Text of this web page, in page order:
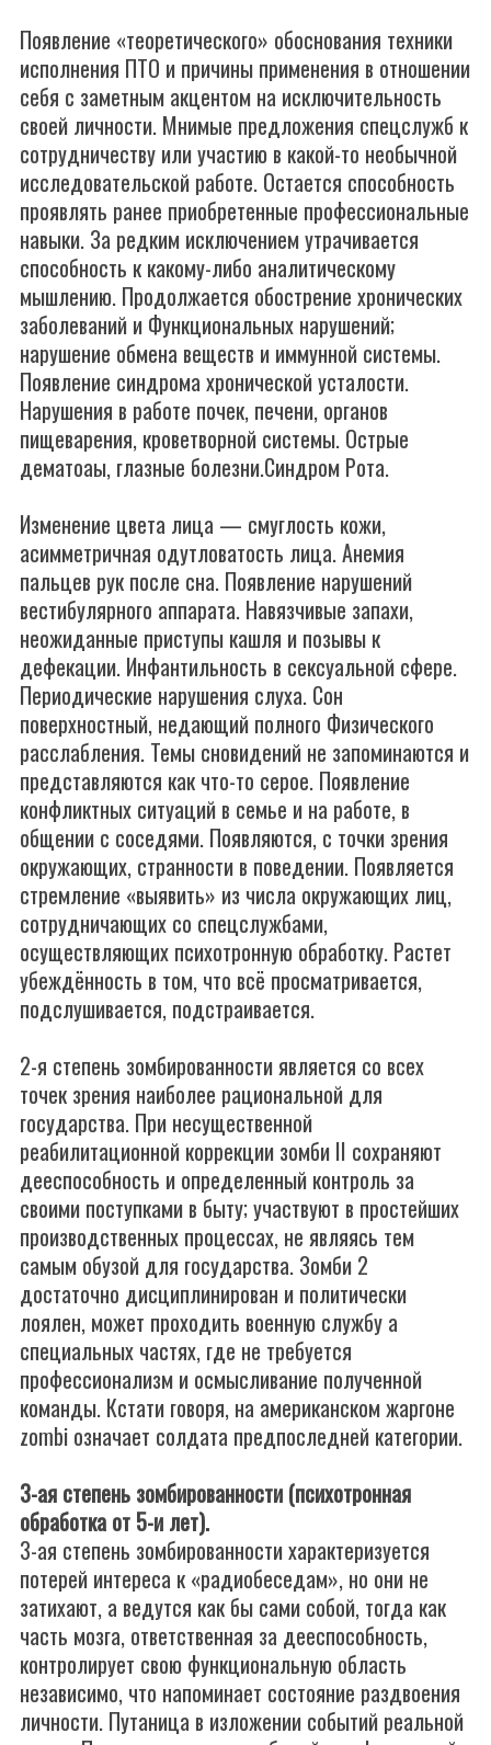
Появление «теоретического» обоснования техники
исполнения ПТО и причины применения в отношении
себя с заметным акцентом на исключительность
своей личности. Мнимые предложения спецслужб к
сотрудничеству или участию в какой-то необычной
исследовательской работе. Остается способность
проявлять ранее приобретенные профессиональные
навыки. За редким исключением утрачивается
способность к какому-либо аналитическому
мышлению. Продолжается обострение хронических
заболеваний и Функциональных нарушений;
нарушение обмена веществ и иммунной системы.
Появление синдрома хронической усталости.
Нарушения в работе почек, печени, органов
пищеварения, кроветворной системы. Острые
дематоаы, глазные болезни.Синдром Рота.
Изменение цвета лица — смуглость кожи,
асимметричная одутловатость лица. Анемия
пальцев рук после сна. Появление нарушений
вестибулярного аппарата. Навязчивые запахи,
неожиданные приступы кашля и позывы к
дефекации. Инфантильность в сексуальной сфере.
Периодические нарушения слуха. Сон
поверхностный, недающий полного Физического
расслабления. Темы сновидений не запоминаются и
представляются как что-то серое. Появление
конфликтных ситуаций в семье и на работе, в
общении с соседями. Появляются, с точки зрения
окружающих, странности в поведении. Появляется
стремление «выявить» из числа окружающих лиц,
сотрудничающих со спецслужбами,
осуществляющих психотронную обработку. Растет
убеждённость в том, что всё просматривается,
подслушивается, подстраивается.
2-я степень зомбированности является со всех
точек зрения наиболее рациональной для
государства. При несущественной
реабилитационной коррекции зомби II сохраняют
дееспособность и определенный контроль за
своими поступками в быту; участвуют в простейших
производственных процессах, не являясь тем
самым обузой для государства. Зомби 2
достаточно дисциплинирован и политически
лоялен, может проходить военную службу а
специальных частях, где не требуется
профессионализм и осмысливание полученной
команды. Кстати говоря, на американском жаргоне
zombi означает солдата предпоследней категории.
3-ая степень зомбированности (психотронная
обработка от 5-и лет).
3-ая степень зомбированности характеризуется
потерей интереса к «радиобеседам», но они не
затихают, а ведутся как бы сами собой, тогда как
часть мозга, ответственная за дееспособность,
контролирует свою функциональную область
независимо, что напоминает состояние раздвоения
личности. Путаница в изложении событий реальной